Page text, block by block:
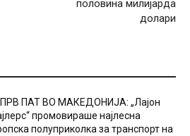
половина милијарда
долари
ПАТ ВО МАКЕДОНИЈА: „Лајон
промовираше најлесна
полуприколка за транспорт на